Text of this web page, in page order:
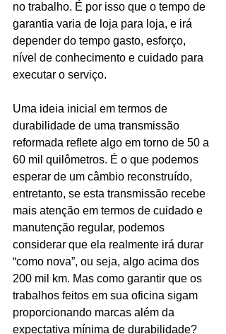
no trabalho. É por isso que o tempo de
garantia varia de loja para loja, e irá
depender do tempo gasto, esforço,
nível de conhecimento e cuidado para
executar o serviço.
Uma ideia inicial em termos de
durabilidade de uma transmissão
reformada reflete algo em torno de 50 a
60 mil quilômetros. É o que podemos
esperar de um câmbio reconstruído,
entretanto, se esta transmissão recebe
mais atenção em termos de cuidado e
manutenção regular, podemos
considerar que ela realmente irá durar
“como nova”, ou seja, algo acima dos
200 mil km. Mas como garantir que os
trabalhos feitos em sua oficina sigam
proporcionando marcas além da
expectativa mínima de durabilidade?